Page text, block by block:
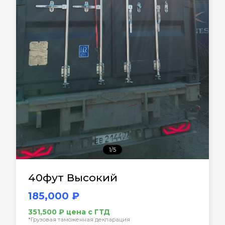
1/5
40фут Высокий
185,000 ₽
351,500 ₽ цена с ГТД
*Грузовая таможенная декларация